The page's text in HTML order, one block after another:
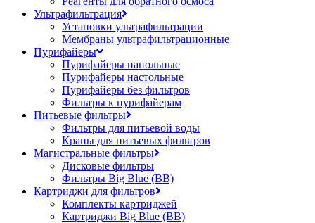
Ультрафильтрация
Установки ультрафильтрации
Мембраны ультрафильтрационные
Пурифайеры
Пурифайеры напольные
Пурифайеры настольные
Пурифайеры без фильтров
Фильтры к пурифайерам
Питьевые фильтры
Фильтры для питьевой воды
Краны для питьевых фильтров
Магистральные фильтры
Дисковые фильтры
Фильтры Big Blue (BB)
Картриджи для фильтров
Комплекты картриджей
Картриджи Big Blue (BB)